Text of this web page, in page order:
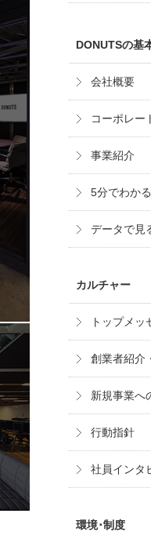
DONUTSの基
会社概要
コーポレー
事業紹介
5分でわか
データで見
カルチャー
トップメッ
創業者紹介
新規事業へ
行動指針
社員インタ
環境･制度